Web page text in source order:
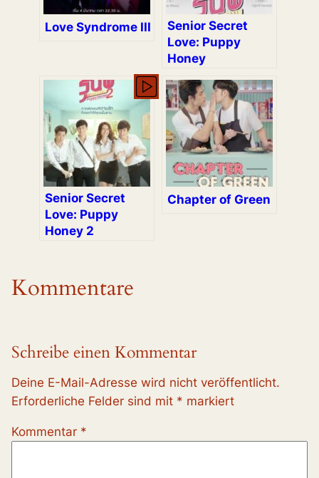
Love Syndrome III
Senior Secret
Love: Puppy
Honey
Senior Secret
Love: Puppy
Honey 2
Chapter of Green
Kommentare
Schreibe einen Kommentar
Deine E-Mail-Adresse wird nicht veröffentlicht.
Erforderliche Felder sind mit * markiert
Kommentar *